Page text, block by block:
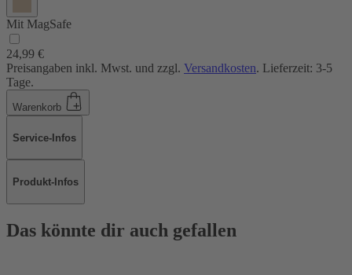
Mit MagSafe
24,99 €
Preisangaben inkl. Mwst. und zzgl. Versandkosten. Lieferzeit: 3-5
Tage.
Warenkorb
Service-Infos
Produkt-Infos
Das könnte dir auch gefallen